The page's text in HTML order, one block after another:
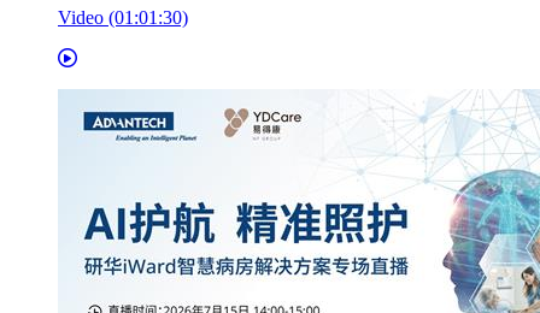
Video (01:01:30)